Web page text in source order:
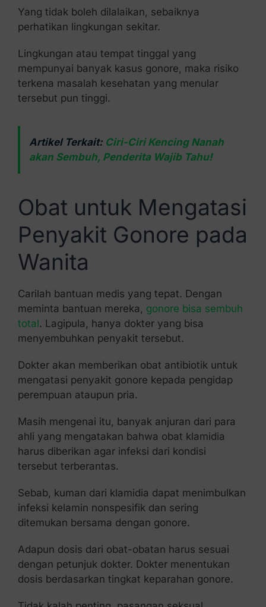
Yang tidak boleh dilalaikan, sebaiknya
perhatikan lingkungan sekitar.
Lingkungan atau tempat tinggal yang
mempunyai banyak kasus gonore, maka risiko
terkena masalah kesehatan yang menular
tersebut pun tinggi.
Artikel Terkait: Ciri-Ciri Kencing Nanah
akan Sembuh, Penderita Wajib Tahu!
Obat untuk Mengatasi
Penyakit Gonore pada
Wanita
Carilah bantuan medis yang tepat. Dengan
meminta bantuan mereka, gonore bisa sembuh
total. Lagipula, hanya dokter yang bisa
menyembuhkan penyakit tersebut.
Dokter akan memberikan obat antibiotik untuk
mengatasi penyakit gonore kepada pengidap
perempuan ataupun pria.
Masih mengenai itu, banyak anjuran dari para
ahli yang mengatakan bahwa obat klamidia
harus diberikan agar infeksi dari kondisi
tersebut terberantas.
Sebab, kuman dari klamidia dapat menimbulkan
infeksi kelamin nonspesifik dan sering
ditemukan bersama dengan gonore.
Adapun dosis dari obat-obatan harus sesuai
dengan petunjuk dokter. Dokter menentukan
dosis berdasarkan tingkat keparahan gonore.